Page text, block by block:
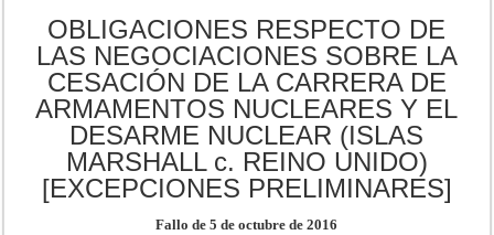
OBLIGACIONES RESPECTO DE
LAS NEGOCIACIONES SOBRE LA
CESACIÓN DE LA CARRERA DE
ARMAMENTOS NUCLEARES Y EL
DESARME NUCLEAR (ISLAS
MARSHALL c. REINO UNIDO)
[EXCEPCIONES PRELIMINARES]
Fallo de 5 de octubre de 2016